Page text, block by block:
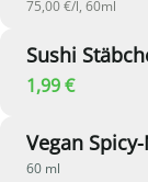
75,00 €/l, 60ml
Sushi
1,99 €
Vegan
60 ml